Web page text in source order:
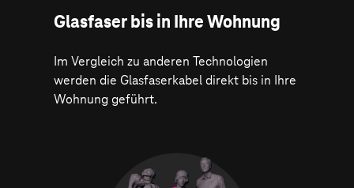
Glasfaser bis in Ihre Wohnung
Im Vergleich zu anderen Technologien
werden die Glasfaserkabel direkt bis in Ihre
Wohnung geführt.